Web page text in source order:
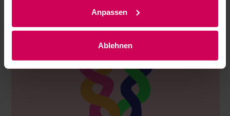
Anpassen
Ablehnen